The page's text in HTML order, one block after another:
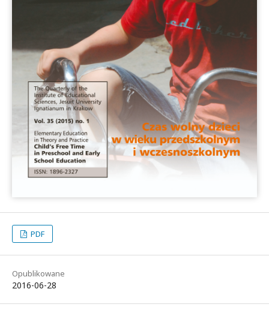
PDF
Opublikowane
2016-06-28